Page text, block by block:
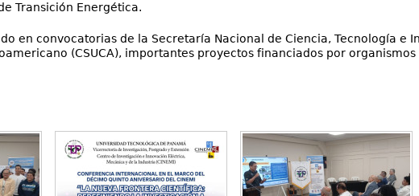
Transición Energética.
en convocatorias de la Secretaría Nacional de Ciencia, Tecnología e
(CSUCA), importantes proyectos financiados por